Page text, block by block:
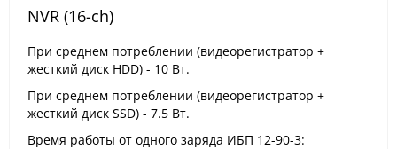
NVR (16-ch)
При среднем потреблении (видеорегистратор +
жесткий диск HDD) - 10 Вт.
При среднем потреблении (видеорегистратор +
жесткий диск SSD) - 7.5 Вт.
Время работы от одного заряда ИБП 12-90-3: